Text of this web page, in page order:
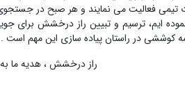
تیمی فعالیت می نمایند و هر صبح در
ایم، ترسیم و تبیین راز درخشش
کوششی در راستان پیاده سازی این مهم است .
راز درخشش ، هدیه ما